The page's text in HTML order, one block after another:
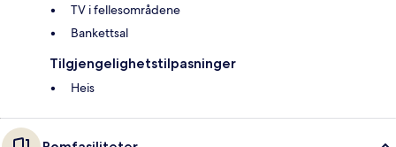
TV i fellesområdene
Bankettsal
Tilgjengelighetstilpasninger
Heis